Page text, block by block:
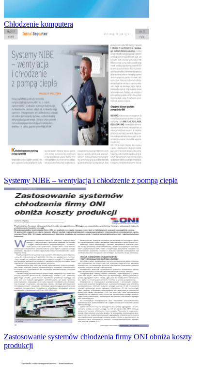
Chłodzenie komputera
Systemy NIBE – wentylacja i chłodzenie z pompą ciepła
Zastosowanie systemów chłodzenia firmy ONI obniża koszty
produkcji